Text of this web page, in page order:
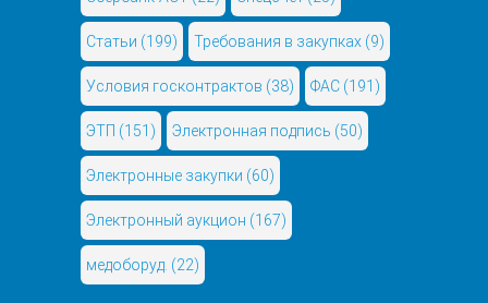
Статьи (199) Требования в закупках (9)
Условия госконтрактов (38) ФАС (191)
ЭТП (151) Электронная подпись (50)
Электронные закупки (60)
Электронный аукцион (167)
медоборуд. (22)